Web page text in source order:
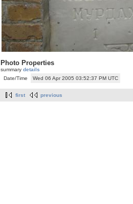
Photo Properties
summary details
Date/Time
Wed 06 Apr 2005 03:52:37 PM UTC
first previous